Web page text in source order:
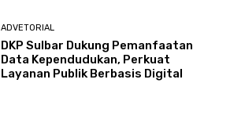
ADVETORIAL
DKP Sulbar Dukung Pemanfaatan
Data Kependudukan, Perkuat
Layanan Publik Berbasis Digital